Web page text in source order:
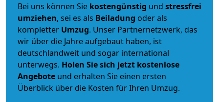
Bei uns können Sie kostengünstig und stressfrei
umziehen, sei es als Beiladung oder als
kompletter Umzug. Unser Partnernetzwerk, das
wir über die Jahre aufgebaut haben, ist
deutschlandweit und sogar international
unterwegs. Holen Sie sich jetzt kostenlose
Angebote und erhalten Sie einen ersten
Überblick über die Kosten für Ihren Umzug.